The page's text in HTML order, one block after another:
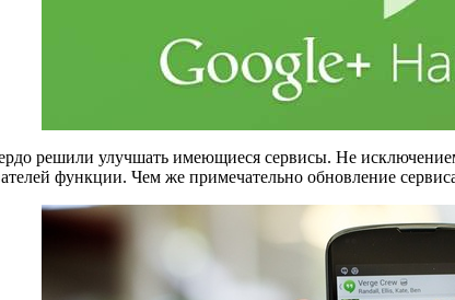
решили улучшать имеющиеся сервисы. Не
функции. Чем же примечательно обновление